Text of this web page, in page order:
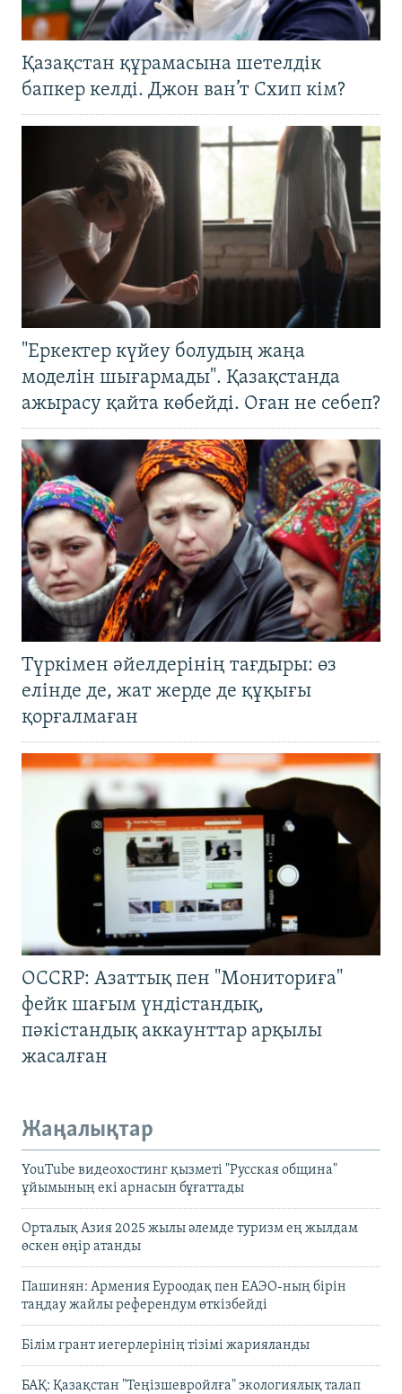
Қазақстан құрамасына шетелдік
бапкер келді. Джон ван’т Схип кім?
"Еркектер күйеу болудың жаңа
моделін шығармады". Қазақстанда
ажырасу қайта көбейді. Оған не себеп?
Түркімен әйелдерінің тағдыры: өз
елінде де, жат жерде де құқығы
қорғалмаған
OCCRP: Азаттық пен "Мониториға"
фейк шағым үндістандық,
пәкістандық аккаунттар арқылы
жасалған
Жаңалықтар
YouTube видеохостинг қызметі "Русская община"
ұйымының екі арнасын бұғаттады
Орталық Азия 2025 жылы әлемде туризм ең жылдам
өскен өңір атанды
Пашинян: Армения Еуроодақ пен ЕАЭО-ның бірін
таңдау жайлы референдум өткізбейді
Білім грант иегерлерінің тізімі жарияланды
БАҚ: Қазақстан "Теңізшевройлға" экологиялық талап